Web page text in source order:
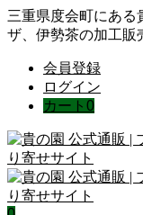
三重県度会町にある
ザ、伊勢茶の加工販
会員登録
ログイン
カート 0